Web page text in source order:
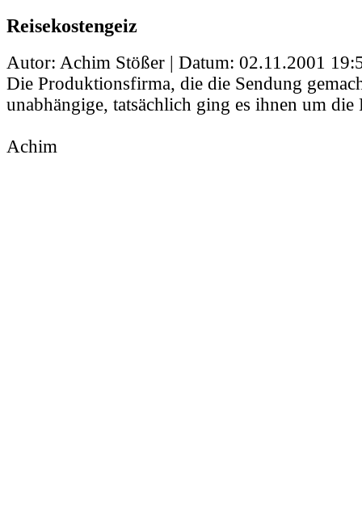
Reisekostengeiz
Autor: Achim Stößer | Datum: 02.11.2001
Die Produktionsfirma, die die Sendung
unabhängige, tatsächlich ging es ihnen um die
Achim